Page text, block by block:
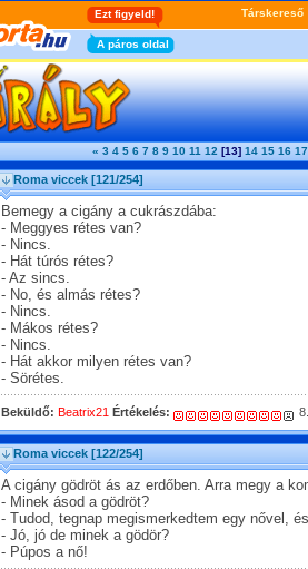
« 3 4 5 6 7 8 9 10 11 12 [13] 14 15 16 17
Roma viccek [121/254]
Bemegy a cigány a cukrászdába:
- Meggyes rétes van?
- Nincs.
- Hát túrós rétes?
- Az sincs.
- No, és almás rétes?
- Nincs.
- Mákos rétes?
- Nincs.
- Hát akkor milyen rétes van?
- Sörétes.
Beküldő: Beatrix21 Értékelés:
Roma viccek [122/254]
A cigány gödröt ás az erdőben. Arra megy a
- Minek ásod a gödröt?
- Tudod, tegnap megismerkedtem egy nővel,
- Jó, jó de minek a gödör?
- Púpos a nő!